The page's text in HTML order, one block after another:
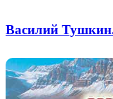
Василий